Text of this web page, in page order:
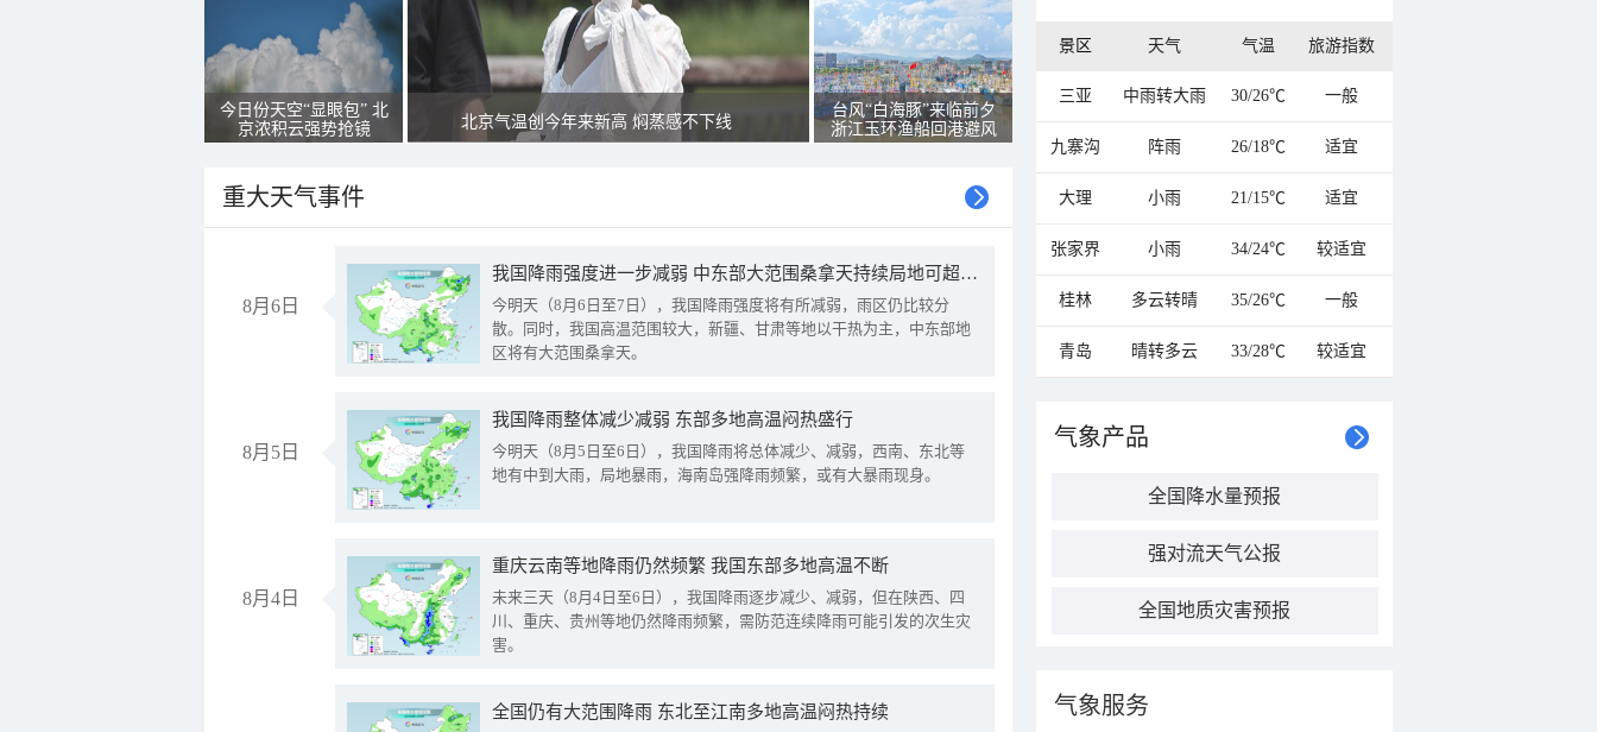
今日份天空“显眼包” 北
京浓积云强势抢镜
北京气温创今年来新高 焖蒸感不下线
台风“白海豚”来临前夕
浙江玉环渔船回港避风
重大天气事件
8月6日
我国降雨强度进一步减弱 中东部大范围桑拿天持续局地可超38℃
今明天（8月6日至7日），我国降雨强度将有所减弱，雨区仍比较分
散。同时，我国高温范围较大，新疆、甘肃等地以干热为主，中东部地
区将有大范围桑拿天。
8月5日
我国降雨整体减少减弱 东部多地高温闷热盛行
今明天（8月5日至6日），我国降雨将总体减少、减弱，西南、东北等
地有中到大雨，局地暴雨，海南岛强降雨频繁，或有大暴雨现身。
8月4日
重庆云南等地降雨仍然频繁 我国东部多地高温不断
未来三天（8月4日至6日），我国降雨逐步减少、减弱，但在陕西、四
川、重庆、贵州等地仍然降雨频繁，需防范连续降雨可能引发的次生灾
害。
全国仍有大范围降雨 东北至江南多地高温闷热持续
景区 天气 气温 旅游指数
三亚 中雨转大雨 30/26℃ 一般
九寨沟 阵雨 26/18℃ 适宜
大理 小雨 21/15℃ 适宜
张家界 小雨 34/24℃ 较适宜
桂林 多云转晴 35/26℃ 一般
青岛 晴转多云 33/28℃ 较适宜
气象产品
全国降水量预报
强对流天气公报
全国地质灾害预报
气象服务